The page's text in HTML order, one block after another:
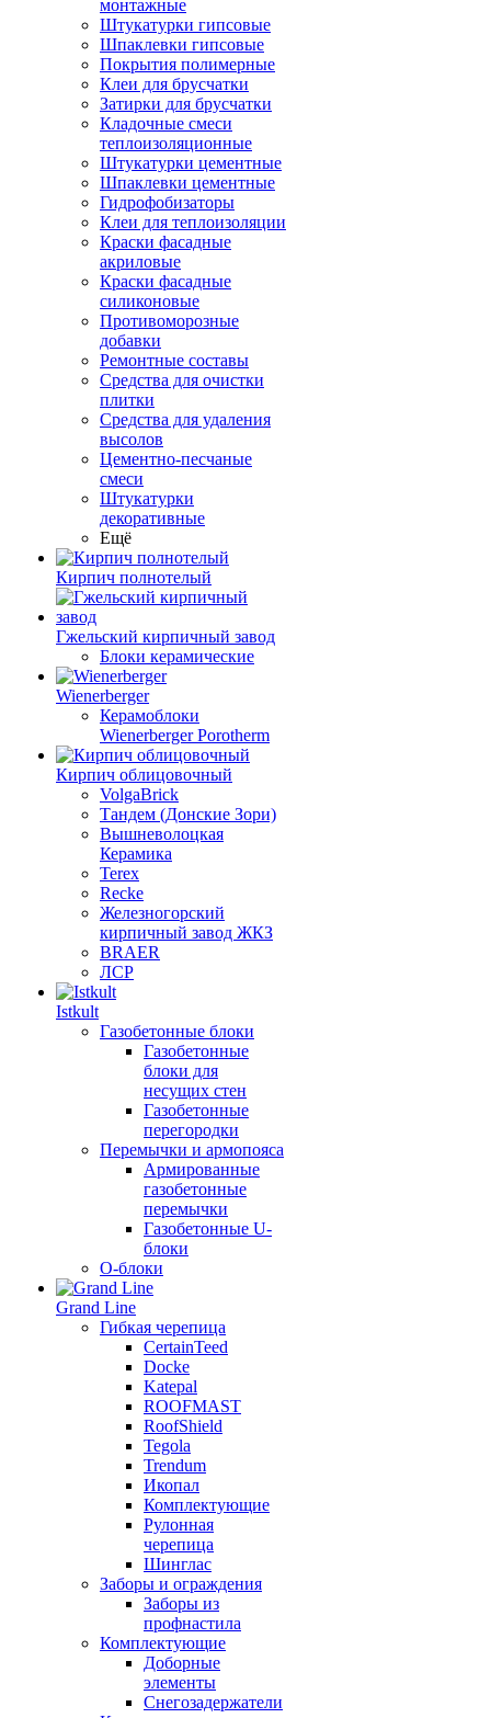
монтажные
Штукатурки гипсовые
Шпаклевки гипсовые
Покрытия полимерные
Клеи для брусчатки
Затирки для брусчатки
Кладочные смеси
теплоизоляционные
Штукатурки цементные
Шпаклевки цементные
Гидрофобизаторы
Клеи для теплоизоляции
Краски фасадные
акриловые
Краски фасадные
силиконовые
Противоморозные
добавки
Ремонтные составы
Средства для очистки
плитки
Средства для удаления
высолов
Цементно-песчаные
смеси
Штукатурки
декоративные
Ещё
Кирпич полнотелый
Гжельский кирпичный завод
Блоки керамические
Wienerberger
Керамоблоки
Wienerberger Porotherm
Кирпич облицовочный
VolgaBrick
Тандем (Донские Зори)
Вышневолоцкая
Керамика
Terex
Recke
Железногорский
кирпичный завод ЖКЗ
BRAER
ЛСР
Istkult
Газобетонные блоки
Газобетонные
блоки для
несущих стен
Газобетонные
перегородки
Перемычки и армопояса
Армированные
газобетонные
перемычки
Газобетонные U-
блоки
О-блоки
Grand Line
Гибкая черепица
CertainTeed
Docke
Katepal
ROOFMAST
RoofShield
Tegola
Trendum
Икопал
Комплектующие
Рулонная
черепица
Шинглас
Заборы и ограждения
Заборы из
профнастила
Комплектующие
Доборные
элементы
Снегозадержатели